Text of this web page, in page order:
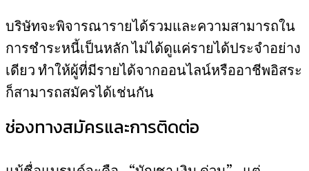
บริษัทจะพิจารณารายได้รวมและความสามารถใน
การชำระหนี้เป็นหลัก ไม่ได้ดูแค่รายได้ประจำอย่าง
เดียว ทำให้ผู้ที่มีรายได้จากออนไลน์หรืออาชีพอิสระ
ก็สามารถสมัครได้เช่นกัน
ช่องทางสมัครและการติดต่อ